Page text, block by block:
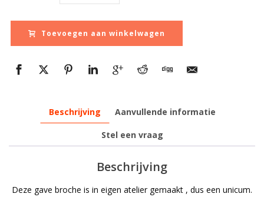
Toevoegen aan winkelwagen
Beschrijving Aanvullende informatie
Stel een vraag
Beschrijving
Deze gave broche is in eigen atelier gemaakt , dus een unicum.